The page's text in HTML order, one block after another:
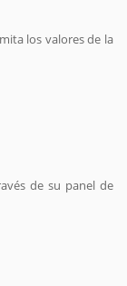
los valores de la
de su panel de